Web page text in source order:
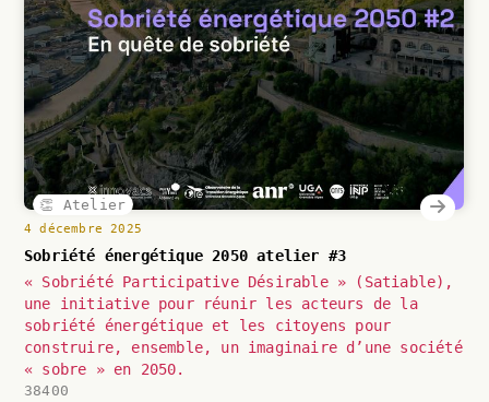
👏 Atelier
4 décembre 2025
Sobriété énergétique 2050 atelier #3
« Sobriété Participative Désirable » (Satiable),
une initiative pour réunir les acteurs de la
sobriété énergétique et les citoyens pour
construire, ensemble, un imaginaire d’une société
« sobre » en 2050.
38400